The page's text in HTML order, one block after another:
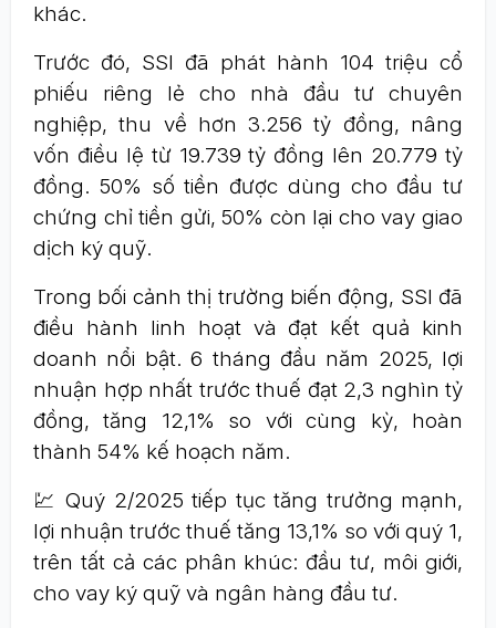
khác.
Trước đó, SSI đã phát hành 104 triệu cổ
phiếu riêng lẻ cho nhà đầu tư chuyên
nghiệp, thu về hơn 3.256 tỷ đồng, nâng
vốn điều lệ từ 19.739 tỷ đồng lên 20.779 tỷ
đồng. 50% số tiền được dùng cho đầu tư
chứng chỉ tiền gửi, 50% còn lại cho vay giao
dịch ký quỹ.
Trong bối cảnh thị trường biến động, SSI đã
điều hành linh hoạt và đạt kết quả kinh
doanh nổi bật. 6 tháng đầu năm 2025, lợi
nhuận hợp nhất trước thuế đạt 2,3 nghìn tỷ
đồng, tăng 12,1% so với cùng kỳ, hoàn
thành 54% kế hoạch năm.
💹 Quý 2/2025 tiếp tục tăng trưởng mạnh,
lợi nhuận trước thuế tăng 13,1% so với quý 1,
trên tất cả các phân khúc: đầu tư, môi giới,
cho vay ký quỹ và ngân hàng đầu tư.